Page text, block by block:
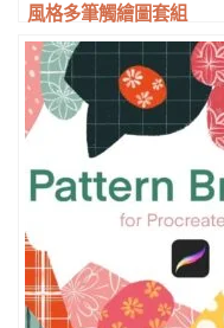
風格多筆觸繪圖套組